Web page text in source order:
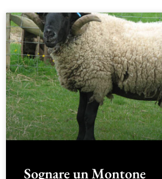
Sognare un Montone